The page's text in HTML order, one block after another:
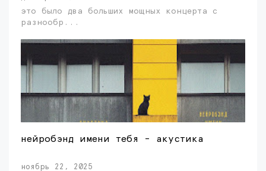
это было два больших мощных концерта с
разнообр...
нейробэнд имени тебя - акустика
ноябрь 22, 2025